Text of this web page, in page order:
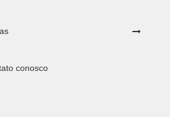
conosco